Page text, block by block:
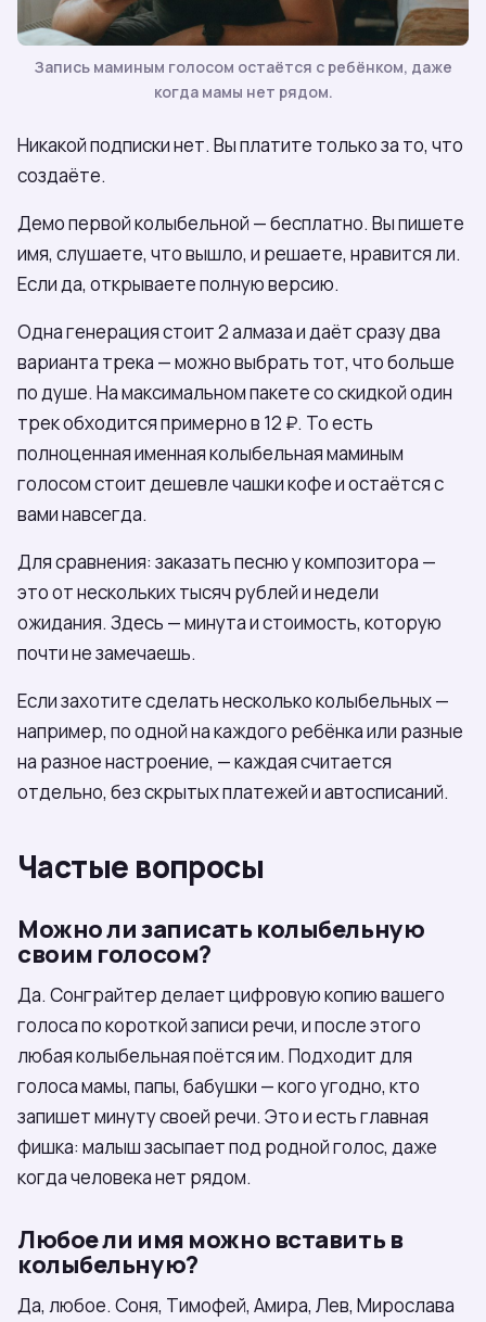
Запись маминым голосом остаётся с ребёнком, даже
когда мамы нет рядом.
Никакой подписки нет. Вы платите только за то, что
создаёте.
Демо первой колыбельной — бесплатно. Вы пишете
имя, слушаете, что вышло, и решаете, нравится ли.
Если да, открываете полную версию.
Одна генерация стоит 2 алмаза и даёт сразу два
варианта трека — можно выбрать тот, что больше
по душе. На максимальном пакете со скидкой один
трек обходится примерно в 12 ₽. То есть
полноценная именная колыбельная маминым
голосом стоит дешевле чашки кофе и остаётся с
вами навсегда.
Для сравнения: заказать песню у композитора —
это от нескольких тысяч рублей и недели
ожидания. Здесь — минута и стоимость, которую
почти не замечаешь.
Если захотите сделать несколько колыбельных —
например, по одной на каждого ребёнка или разные
на разное настроение, — каждая считается
отдельно, без скрытых платежей и автосписаний.
Частые вопросы
Можно ли записать колыбельную
своим голосом?
Да. Сонграйтер делает цифровую копию вашего
голоса по короткой записи речи, и после этого
любая колыбельная поётся им. Подходит для
голоса мамы, папы, бабушки — кого угодно, кто
запишет минуту своей речи. Это и есть главная
фишка: малыш засыпает под родной голос, даже
когда человека нет рядом.
Любое ли имя можно вставить в
колыбельную?
Да, любое. Соня, Тимофей, Амира, Лев, Мирослава